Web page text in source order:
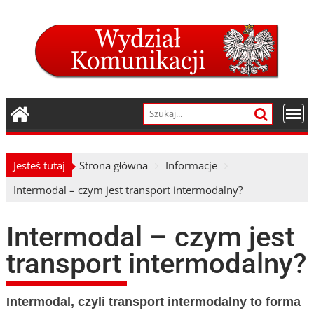
Jesteś tutaj Strona główna
Informacje
Intermodal – czym jest transport intermodalny?
Intermodal – czym jest
transport intermodalny?
Intermodal, czyli transport intermodalny to forma